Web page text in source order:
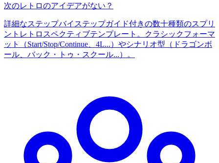
次のレトロのアイデアがない？
詳細なステップバイステップガイド付きの数十種類のスプリ
ントレトロスペクティブテンプレート。クラシックフォーマ
ット（Start/Stop/Continue、4L...）やシナリオ型（ドラゴンボ
ール、バック・トゥ・スクール...）。